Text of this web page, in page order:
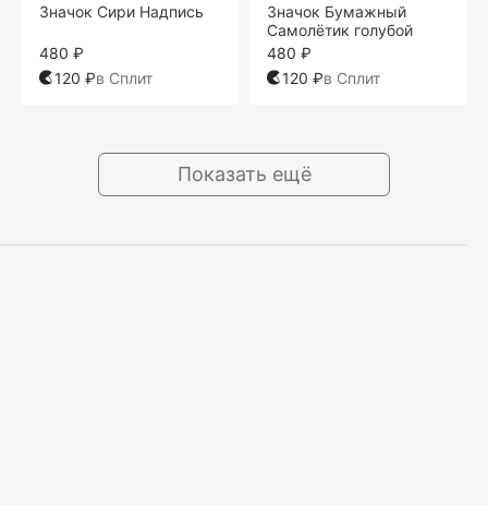
Значок Сири Надпись
480 ₽
120 ₽в Сплит
Значок Бумажный
Самолётик голубой
480 ₽
120 ₽в Сплит
Показать ещё